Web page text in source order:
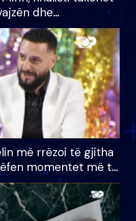
dhe
S’kemi ndonjë letër
më rrëzoi të gjitha
momentet më të
e BB VIP: Do më
mëngjesit kur…